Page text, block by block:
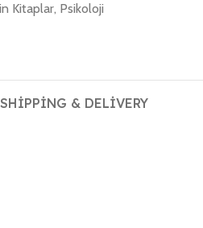
Kitaplar, Psikoloji
SHIPPING & DELIVERY